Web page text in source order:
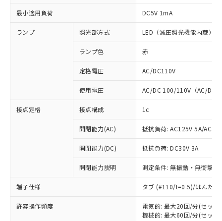
最小適用負荷 DC5V 1mA
ランプ 照光部方式 LED（減圧照光機能内蔵）
ランプ色 赤
定格電圧 AC/DC110V
使用電圧 AC/DC 100/110V（AC/DC
接点定格 接点構成 1c
開閉能力(AC) 抵抗負荷: AC125V 5A/
開閉能力(DC) 抵抗負荷: DC30V 3A
開閉能力説明 測定条件: 無振動・無衝撃
端子仕様 タブ (#110/t=0.5)/はんだづ
許容操作頻度
電気的: 最大20回/分(セット
機械的: 最大60回/分(セット
対応済み：EU RoHS指令（10物質）の
非含有に対応した製品が提供可能な商品で